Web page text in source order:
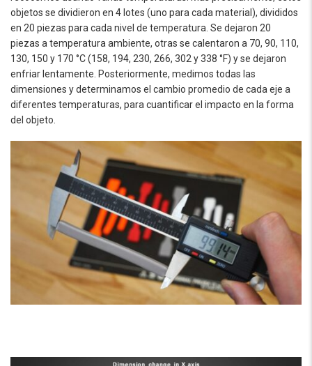
objetos se dividieron en 4 lotes (uno para cada material), divididos
en 20 piezas para cada nivel de temperatura. Se dejaron 20
piezas a temperatura ambiente, otras se calentaron a 70, 90, 110,
130, 150 y 170 °C (158, 194, 230, 266, 302 y 338 °F) y se dejaron
enfriar lentamente. Posteriormente, medimos todas las
dimensiones y determinamos el cambio promedio de cada eje a
diferentes temperaturas, para cuantificar el impacto en la forma
del objeto.